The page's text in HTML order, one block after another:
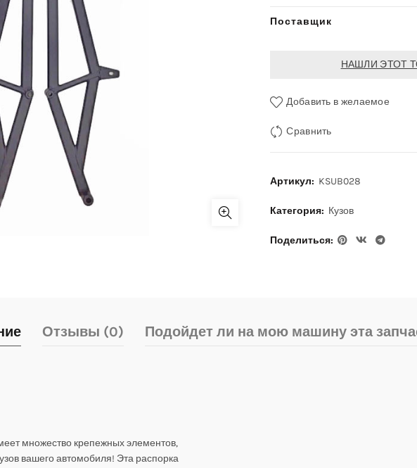
Поставщик
НАШЛИ ЭТОТ
Добавить в желаемое
Сравнить
Артикул: KSUB028
Категория: Кузов
Поделиться
Отзывы (0) Подойдет ли на мою машину эта
множество крепежных элементов,
вашего автомобиля! Эта распорка